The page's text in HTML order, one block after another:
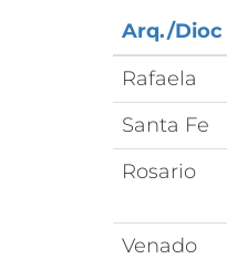
Arq./Dioc
Rafaela
Santa Fe
Rosario
Venado